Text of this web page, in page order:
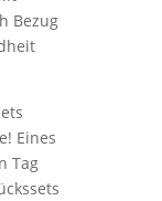
Bezug
Eines
Tag